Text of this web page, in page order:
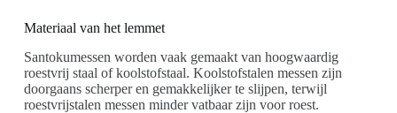
Materiaal van het lemmet
Santokumessen worden vaak gemaakt van hoogwaardig
roestvrij staal of koolstofstaal. Koolstofstalen messen zijn
doorgaans scherper en gemakkelijker te slijpen, terwijl
roestvrijstalen messen minder vatbaar zijn voor roest.